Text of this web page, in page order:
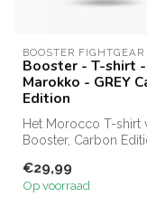
BOOSTER FIGHTGEAR
Booster - T-shirt -
Marokko - GREY
Edition
Het Morocco T-shirt
Booster, Carbon
zweetabsorberend...
€29,99
Op voorraad